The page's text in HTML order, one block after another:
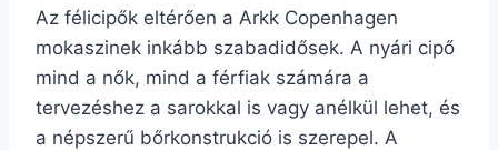
Az félicipők eltérően a Arkk Copenhagen
mokaszinek inkább szabadidősek. A nyári cipő
mind a nők, mind a férfiak számára a
tervezéshez a sarokkal is vagy anélkül lehet, és
a népszerű bőrkonstrukció is szerepel. A